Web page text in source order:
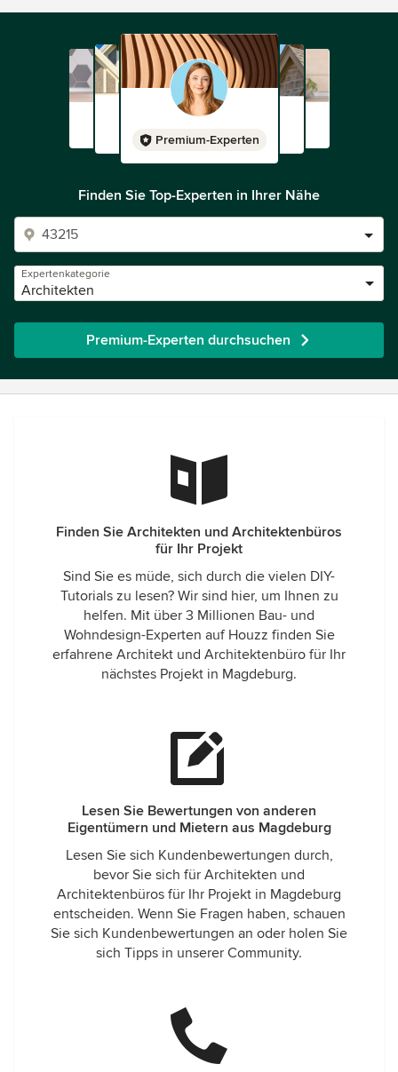
Premium-Experten
Finden Sie Top-Experten in Ihrer Nähe
Expertenkategorie
Architekten
Premium-Experten durchsuchen
Finden Sie Architekten und Architektenbüros
für Ihr Projekt
Sind Sie es müde, sich durch die vielen DIY-
Tutorials zu lesen? Wir sind hier, um Ihnen zu
helfen. Mit über 3 Millionen Bau- und
Wohndesign-Experten auf Houzz finden Sie
erfahrene Architekt und Architektenbüro für Ihr
nächstes Projekt in Magdeburg.
Lesen Sie Bewertungen von anderen
Eigentümern und Mietern aus Magdeburg
Lesen Sie sich Kundenbewertungen durch,
bevor Sie sich für Architekten und
Architektenbüros für Ihr Projekt in Magdeburg
entscheiden. Wenn Sie Fragen haben, schauen
Sie sich Kundenbewertungen an oder holen Sie
sich Tipps in unserer Community.